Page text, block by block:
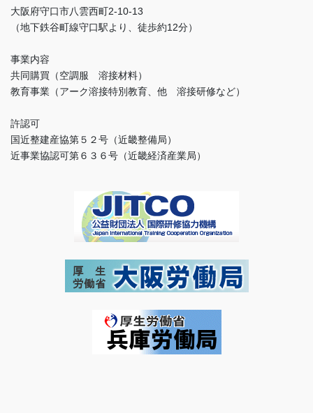
大阪府守口市八雲西町2-10-13
（地下鉄谷町線守口駅より、徒歩約12分）
事業内容
共同購買（空調服 溶接材料）
教育事業（アーク溶接特別教育、他 溶接研修など）
許認可
国近整建産協第５２号（近畿整備局）
近事業協認可第６３６号（近畿経済産業局）